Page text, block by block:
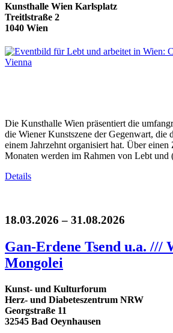
Kunsthalle Wien Karlsplatz
Treitlstraße 2
1040 Wien
Die Kunsthalle Wien präsentiert die
die Wiener Kunstszene der Gegenwart, die
einem Jahrzehnt organisiert hat. Über einen
Monaten werden im Rahmen von Lebt und
Details
18.03.2026 – 31.08.2026
Gan-Erdene Tsend u.a. ///
Mongolei
Kunst- und Kulturforum
Herz- und Diabeteszentrum NRW
Georgstraße 11
32545 Bad Oeynhausen